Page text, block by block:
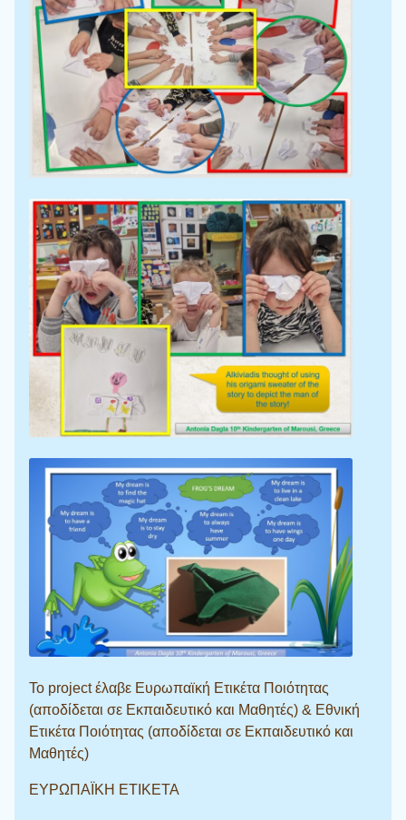
Το project έλαβε Ευρωπαϊκή Ετικέτα Ποιότητας
(αποδίδεται σε Εκπαιδευτικό και Μαθητές) & Εθνική
Ετικέτα Ποιότητας (αποδίδεται σε Εκπαιδευτικό και
Μαθητές)
ΕΥΡΩΠΑΪΚΗ ΕΤΙΚΕΤΑ